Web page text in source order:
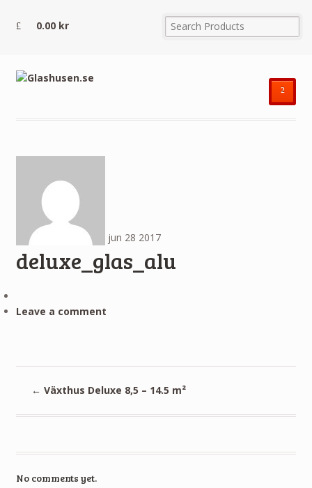
0.00 kr
²
jun 28 2017
deluxe_glas_alu
Leave a comment
← Växthus Deluxe 8,5 – 14.5 m²
No comments yet.